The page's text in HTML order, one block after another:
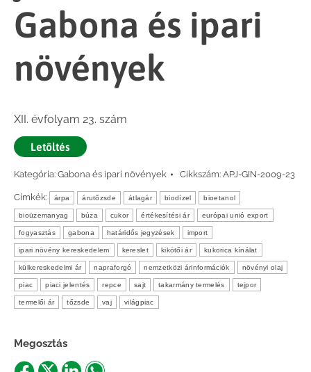
Gabona és ipari
növények
XII. évfolyam 23. szám
Letöltés
Kategória: Gabona és ipari növények Cikkszám: APJ-GIN-2009-23
Címkék: árpa árutőzsde átlagár biodízel bioetanol
bioüzemanyag búza cukor értékesítési ár európai unió export
fogyasztás gabona határidős jegyzések import
ipari növény kereskedelem kereslet kikötői ár kukorica kínálat
külkereskedelmi ár napraforgó nemzetközi árinformációk növényi olaj
piac piaci jelentés repce sajt takarmány termelés tejpor
termelői ár tőzsde vaj világpiac
Megosztás